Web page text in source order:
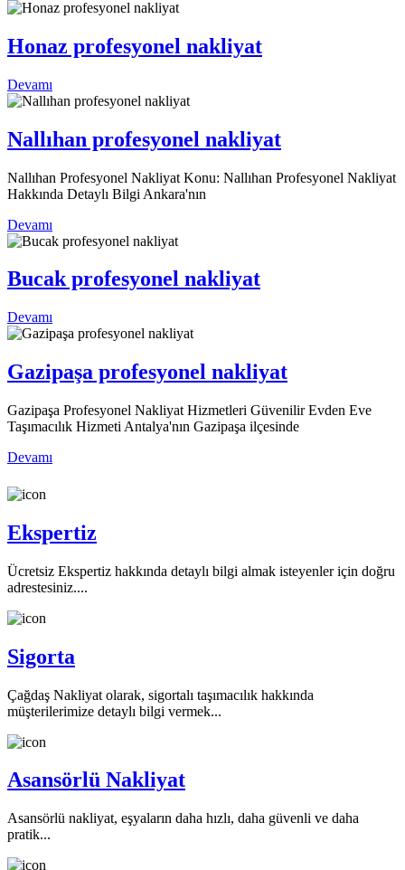
Honaz profesyonel nakliyat
Devamı
Nallıhan profesyonel nakliyat
Nallıhan Profesyonel Nakliyat Konu: Nallıhan Profesyonel Nakliyat
Hakkında Detaylı Bilgi Ankara'nın
Devamı
Bucak profesyonel nakliyat
Devamı
Gazipaşa profesyonel nakliyat
Gazipaşa Profesyonel Nakliyat Hizmetleri Güvenilir Evden Eve
Taşımacılık Hizmeti Antalya'nın Gazipaşa ilçesinde
Devamı
Ekspertiz
Ücretsiz Ekspertiz hakkında detaylı bilgi almak isteyenler için doğru
adrestesiniz....
Sigorta
Çağdaş Nakliyat olarak, sigortalı taşımacılık hakkında
müşterilerimize detaylı bilgi vermek...
Asansörlü Nakliyat
Asansörlü nakliyat, eşyaların daha hızlı, daha güvenli ve daha
pratik...